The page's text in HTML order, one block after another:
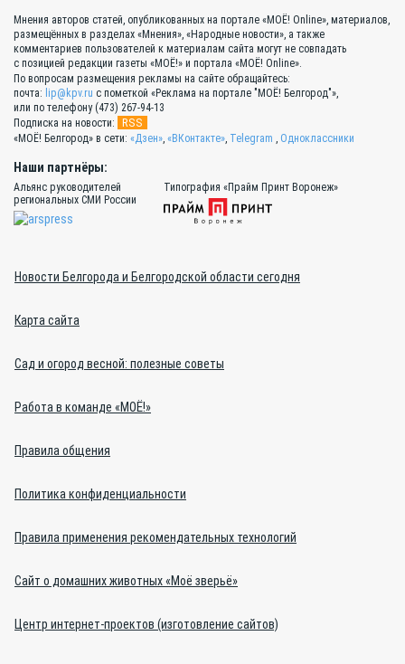
Мнения авторов статей, опубликованных на портале «МОЁ! Online», материалов,
размещённых в разделах «Мнения», «Народные новости», а также
комментариев пользователей к материалам сайта могут не совпадать
с позицией редакции газеты «МОЁ!» и портала «МОЁ! Online».
По вопросам размещения рекламы на сайте обращайтесь:
почта: lip@kpv.ru с пометкой «Реклама на портале "МОЁ! Белгород"»,
или по телефону (473) 267-94-13
Подписка на новости:
RSS
«МОЁ! Белгород» в сети: «Дзен», «ВКонтакте», Telegram , Одноклассники
Наши партнёры:
Альянс руководителей
региональных СМИ России
Типография «Прайм Принт Воронеж»
Новости Белгорода и Белгородской области сегодня
Карта сайта
Сад и огород весной: полезные советы
Работа в команде «МОЁ!»
Правила общения
Политика конфиденциальности
Правила применения рекомендательных технологий
Сайт о домашних животных «Моё зверьё»
Центр интернет-проектов (изготовление сайтов)